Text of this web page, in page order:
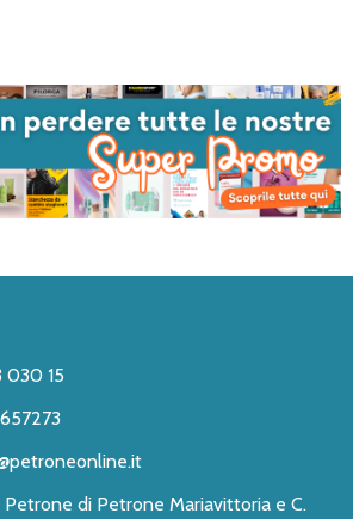
030 15
Petrone di Petrone Mariavittoria e C.